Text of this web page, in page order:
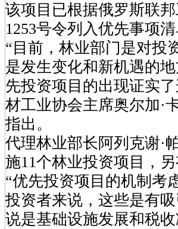
该项目已根据俄罗斯联
1253号令列入优先事项清
“目前，林业部门是对投
是发生变化和新机遇的
先投资项目的出现证实
材工业协会主席奥尔加·
指出。
代理林业部长阿列克谢·
施11个林业投资项目，
“优先投资项目的机制考
投资者来说，这些是有
说是基础设施发展和税